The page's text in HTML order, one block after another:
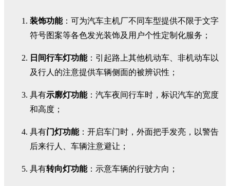
装饰功能：可为汽车主机厂不同车型提供不限于文字
符号图案等各色发光装饰及用户个性定制化服务；
日间行车灯功能：引起路上其他机动车、非机动车以
及行人的注意提供车辆侧面的被辨识性；
具有示廓灯功能：汽车夜间行车时，标识汽车的宽度
和高度；
具有门灯功能：开启车门时，外面把手发亮，以警告
后来行人、车辆注意避让；
具有转向灯功能：示意车辆的行驶方向；